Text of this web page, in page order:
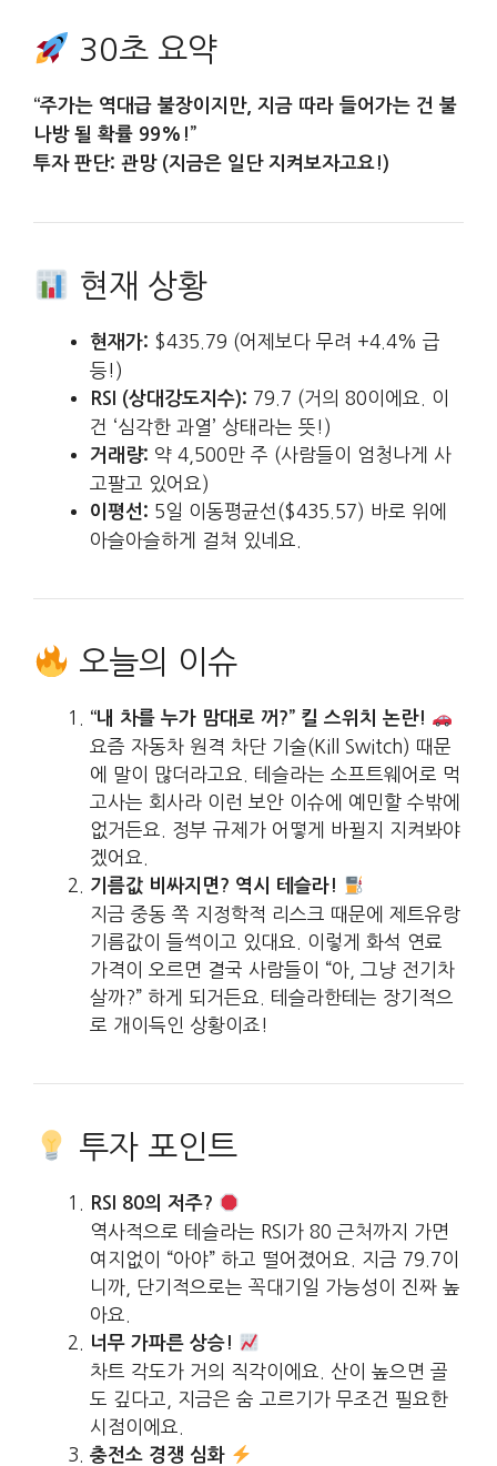
30초 요약
“주가는 역대급 불장이지만, 지금 따라 들어가는 건 불
나방 될 확률 99%!”
투자 판단: 관망 (지금은 일단 지켜보자고요!)
현재 상황
현재가: $435.79 (어제보다 무려 +4.4% 급
등!)
RSI (상대강도지수): 79.7 (거의 80이에요. 이
건 ‘심각한 과열’ 상태라는 뜻!)
거래량: 약 4,500만 주 (사람들이 엄청나게 사
고팔고 있어요)
이평선: 5일 이동평균선($435.57) 바로 위에
아슬아슬하게 걸쳐 있네요.
오늘의 이슈
“내 차를 누가 맘대로 꺼?” 킬 스위치 논란!
요즘 자동차 원격 차단 기술(Kill Switch) 때문
에 말이 많더라고요. 테슬라는 소프트웨어로 먹
고사는 회사라 이런 보안 이슈에 예민할 수밖에
없거든요. 정부 규제가 어떻게 바뀔지 지켜봐야
겠어요.
기름값 비싸지면? 역시 테슬라!
지금 중동 쪽 지정학적 리스크 때문에 제트유랑
기름값이 들썩이고 있대요. 이렇게 화석 연료
가격이 오르면 결국 사람들이 “아, 그냥 전기차
살까?” 하게 되거든요. 테슬라한테는 장기적으
로 개이득인 상황이죠!
투자 포인트
RSI 80의 저주?
역사적으로 테슬라는 RSI가 80 근처까지 가면
여지없이 “아야” 하고 떨어졌어요. 지금 79.7이
니까, 단기적으로는 꼭대기일 가능성이 진짜 높
아요.
너무 가파른 상승!
차트 각도가 거의 직각이에요. 산이 높으면 골
도 깊다고, 지금은 숨 고르기가 무조건 필요한
시점이에요.
충전소 경쟁 심화